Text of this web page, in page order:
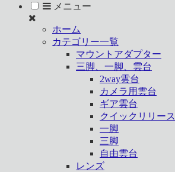
メニュー
ホーム
カテゴリー一覧
マウントアダプター
三脚、一脚、雲台
2way雲台
カメラ用雲台
ギア雲台
クイックリリース
一脚
三脚
自由雲台
レンズ